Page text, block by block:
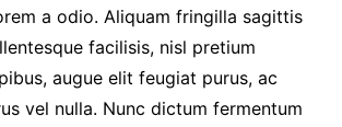
a odio. Aliquam fringilla sagittis
facilisis, nisl pretium
augue elit feugiat purus, ac
vel nulla. Nunc dictum fermentum